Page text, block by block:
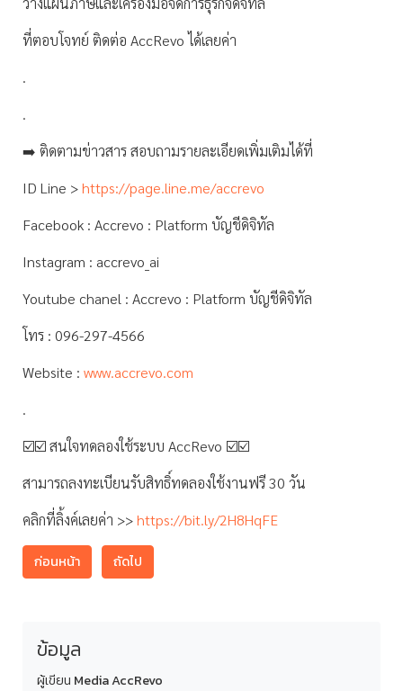
ที่ตอบโจทย์ ติดต่อ AccRevo ได้เลยค่า
.
.
➡️ ติดตามข่าวสาร สอบถามรายละเอียดเพิ่มเติมได้ที่
ID Line >https://page.line.me/accrevo
Facebook : Accrevo : Platform บัญชีดิจิทัล
Instagram : accrevo_ai
Youtube chanel : Accrevo : Platform บัญชีดิจิทัล
โทร : 096-297-4566
Website : www.accrevo.com
.
☑️☑️ สนใจทดลองใช้ระบบ AccRevo ☑️☑️
สามารถลงทะเบียนรับสิทธิ์ทดลองใช้งานฟรี 30 วัน
คลิกที่ลิ้งค์เลยค่า >>https://bit.ly/2H8HqFE
ก่อนหน้า ถัดไป
ข้อมูล
ผู้เขียน Media AccRevo